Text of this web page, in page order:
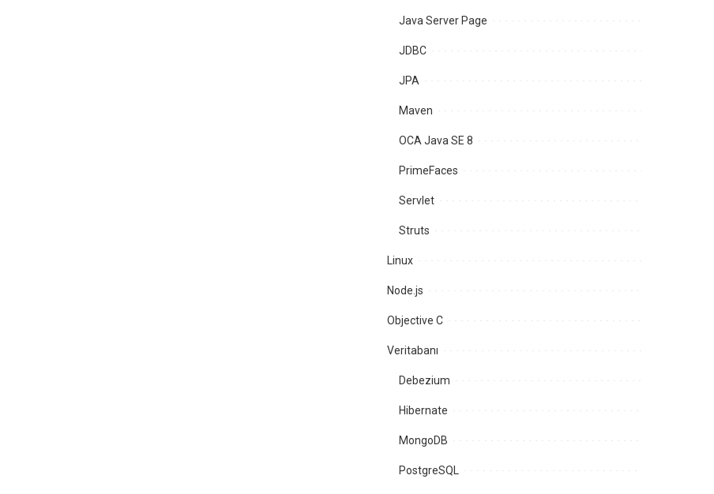
Java Server Page
JDBC
JPA
Maven
OCA Java SE 8
PrimeFaces
Servlet
Struts
Linux
Node.js
Objective C
Veritabanı
Debezium
Hibernate
MongoDB
PostgreSQL